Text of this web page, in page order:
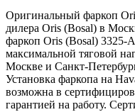
Оригинальный фаркоп
дилера Oris (Bosal) в
фаркоп Oris (Bosal) 3325-
максимальной тяговой
Москве и Санкт-
Установка фаркопа на
возможна в
гарантией на работу.